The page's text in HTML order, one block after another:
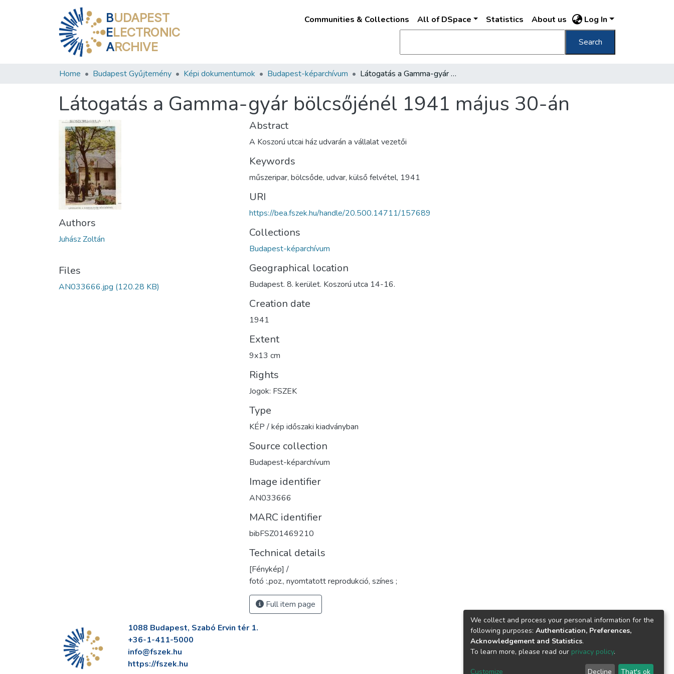
BUDAPEST
ELECTRONIC
ARCHIVE
Communities & Collections All of DSpace Statistics About us Log In
Search
Home Budapest Gyűjtemény Képi dokumentumok Budapest-képarchívum Látogatás a Gamma-gyár bölcsőjénél 1941 május 30-án
Látogatás a Gamma-gyár bölcsőjénél 1941 május 30-án
Authors
Juhász Zoltán
Files
AN033666.jpg (120.28 KB)
Abstract
A Koszorú utcai ház udvarán a vállalat vezetői
Keywords
műszeripar, bölcsőde, udvar, külső felvétel, 1941
URI
https://bea.fszek.hu/handle/20.500.14711/157689
Collections
Budapest-képarchívum
Geographical location
Budapest. 8. kerület. Koszorú utca 14-16.
Creation date
1941
Extent
9x13 cm
Rights
Jogok: FSZEK
Type
KÉP / kép időszaki kiadványban
Source collection
Budapest-képarchívum
Image identifier
AN033666
MARC identifier
bibFSZ01469210
Technical details
[Fénykép] /
fotó :,poz., nyomtatott reprodukció, színes ;
Full item page
1088 Budapest, Szabó Ervin tér 1.
+36-1-411-5000
info@fszek.hu
https://fszek.hu
We collect and process your personal information for the
following purposes: Authentication, Preferences,
Acknowledgement and Statistics.
To learn more, please read our privacy policy.
Customize Decline That's ok